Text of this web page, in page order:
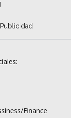
Publicidad
Finance